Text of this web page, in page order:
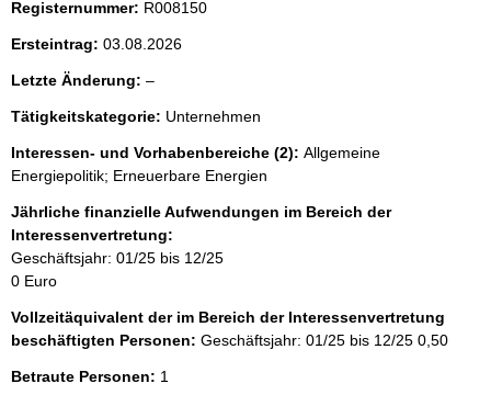
Registernummer: R008150
Ersteintrag: 03.08.2026
Letzte Änderung: –l
e
r
Tätigkeitskategorie: Unternehmen
Interessen- und Vorhabenbereiche (2): Allgemeine
Energiepolitik; Erneuerbare Energien
Jährliche finanzielle Aufwendungen im Bereich der
Interessenvertretung:
Geschäftsjahr: 01/25 bis 12/25
0 Euro
Vollzeitäquivalent der im Bereich der Interessenvertretung
beschäftigten Personen: Geschäftsjahr: 01/25 bis 12/25 0,50
Betraute Personen: 1